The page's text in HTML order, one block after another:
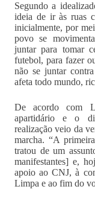
Segundo a
ideia de ir às ruas
inicialmente, por
povo se
juntar para tomar
futebol, para fazer
não se juntar
afeta todo mundo,
De acordo com
apartidário e o
realização veio da
marcha. “A
tratou de um
manifestantes] e,
apoio ao CNJ, à
Limpa e ao fim do